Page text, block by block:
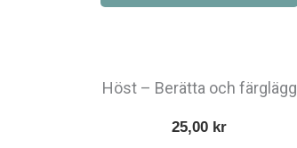
Höst – Berätta och färglägg
25,00 kr